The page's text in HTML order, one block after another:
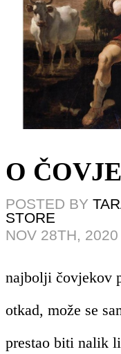
O
POSTED BY
STORE
NOV 28TH, 2020
najbolji čovjekov
otkad, može se
prestao biti nalik